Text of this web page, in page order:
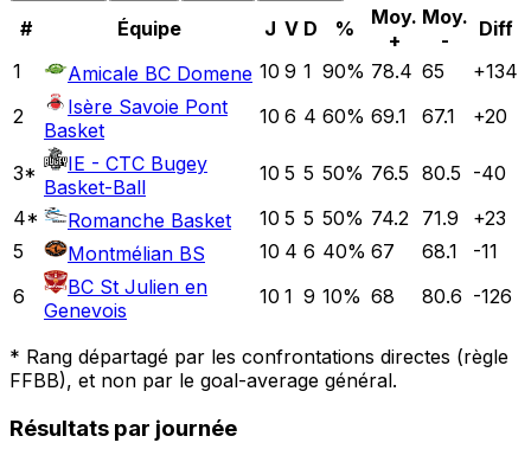
# Équipe J V D %
Moy.
+
Moy.
-
Diff
1
Amicale BC Domene 10 9 1 90% 78.4 65 +134
2
Isère Savoie Pont
Basket
10 6 4 60% 69.1 67.1 +20
3*
IE - CTC Bugey
Basket-Ball
10 5 5 50% 76.5 80.5 -40
4* Romanche Basket 10 5 5 50% 74.2 71.9 +23
5
Montmélian BS 10 4 6 40% 67 68.1
-11
6
BC St Julien en
Genevois
10 1 9 10% 68 80.6 -126
* Rang départagé par les confrontations directes (règle
FFBB), et non par le goal-average général.
Résultats par journée